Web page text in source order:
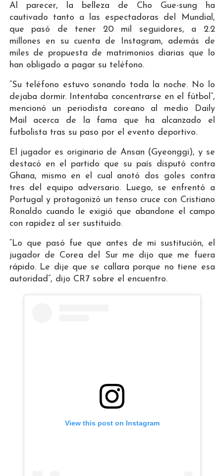
Al parecer, la belleza de Cho Gue-sung ha
cautivado tanto a las espectadoras del Mundial,
que pasó de tener 20 mil seguidores, a 2.2
millones en su cuenta de Instagram, además de
miles de propuesta de matrimonios diarias que lo
han obligado a pagar su teléfono.
“Su teléfono estuvo sonando toda la noche. No lo
dejaba dormir. Intentaba concentrarse en el fútbol”,
mencionó un periodista coreano al medio Daily
Mail acerca de la fama que ha alcanzado el
futbolista tras su paso por el evento deportivo.
El jugador es originario de Ansan (Gyeonggi), y se
destacó en el partido que su país disputó contra
Ghana, mismo en el cual anotó dos goles contra
tres del equipo adversario. Luego, se enfrentó a
Portugal y protagonizó un tenso cruce con Cristiano
Ronaldo cuando le exigió que abandone el campo
con rapidez al ser sustituido.
“Lo que pasó fue que antes de mi sustitución, el
jugador de Corea del Sur me dijo que me fuera
rápido. Le dije que se callara porque no tiene esa
autoridad”, dijo CR7 sobre el encuentro.
View this post on Instagram